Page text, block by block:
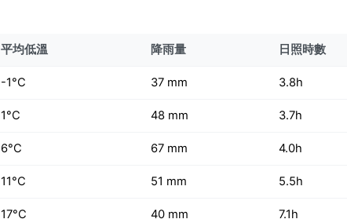
平均低溫 降雨量 日照時數
-1°C 37 mm 3.8h
1°C 48 mm 3.7h
6°C 67 mm 4.0h
11°C 51 mm 5.5h
17°C 40 mm 7.1h